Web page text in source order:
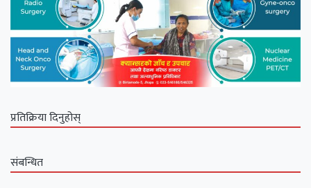
प्रतिक्रिया दिनुहोस्
संबन्धित